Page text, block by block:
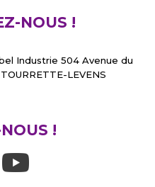
NOUS !
Industrie 504 Avenue du
LEVENS
!